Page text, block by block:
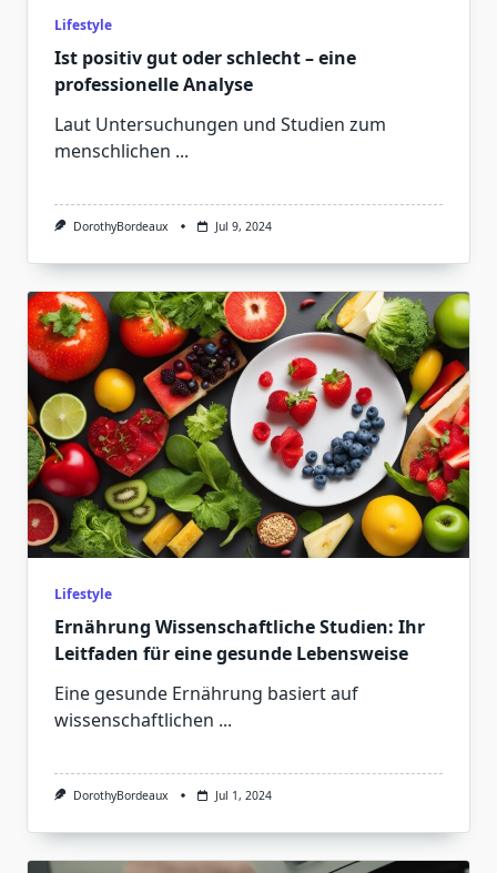
Lifestyle
Ist positiv gut oder schlecht – eine
professionelle Analyse
Laut Untersuchungen und Studien zum
menschlichen ...
DorothyBordeaux Jul 9, 2024
Lifestyle
Ernährung Wissenschaftliche Studien: Ihr
Leitfaden für eine gesunde Lebensweise
Eine gesunde Ernährung basiert auf
wissenschaftlichen ...
DorothyBordeaux Jul 1, 2024